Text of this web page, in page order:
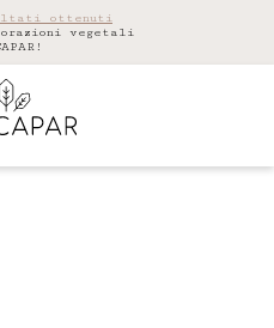
ottenuti
vegetali